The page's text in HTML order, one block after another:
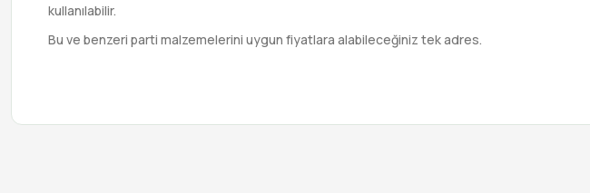
kullanılabilir.
Bu ve benzeri parti malzemelerini uygun fiyatlara alabileceğiniz tek adres.